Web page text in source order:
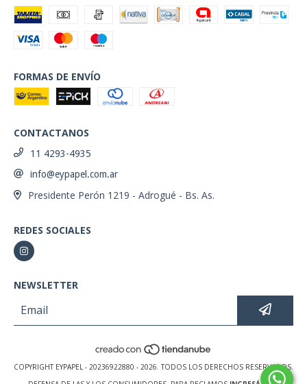
FORMAS DE ENVÍO
CONTACTANOS
11 4293-4935
info@eypapel.com.ar
Presidente Perón 1219 - Adrogué - Bs. As.
REDES SOCIALES
NEWSLETTER
COPYRIGHT EYPAPEL - 20236922880 - 2026. TODOS LOS DERECHOS RESERVADOS.